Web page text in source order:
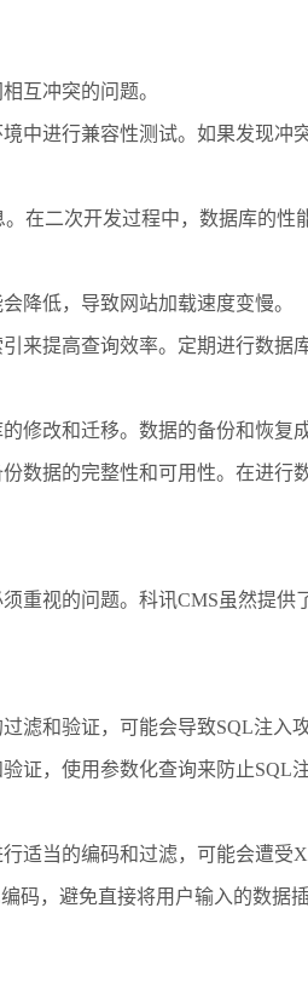
互冲突的问题。
中进行兼容性测试。如果发现冲
在二次开发过程中，数据库的性
降低，导致网站加载速度变慢。
来提高查询效率。定期进行数据
修改和迁移。数据的备份和恢复
数据的完整性和可用性。在进行
重视的问题。科讯CMS虽然提
滤和验证，可能会导致SQL注入攻
证，使用参数化查询来防止SQL
适当的编码和过滤，可能会遭受
码，避免直接将用户输入的数据